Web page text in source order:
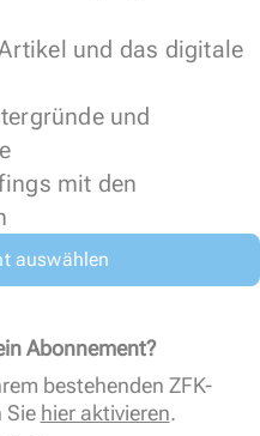
und das digitale
und
mit den
auswählen
Abonnement?
bestehenden ZFK-
Sie hier aktivieren.